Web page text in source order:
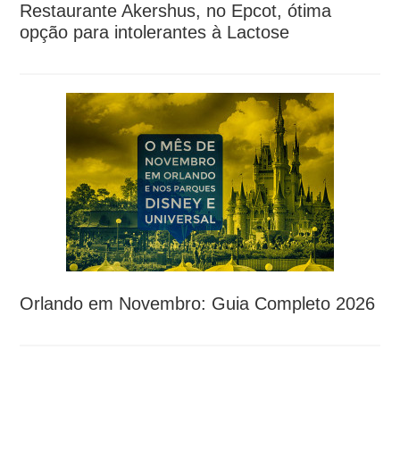
Restaurante Akershus, no Epcot, ótima
opção para intolerantes à Lactose
Orlando em Novembro: Guia Completo 2026